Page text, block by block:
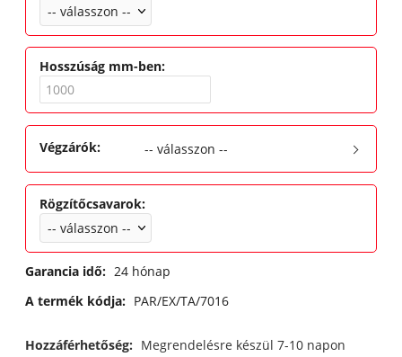
Hosszúság mm-ben:
Végzárók: -- válasszon --
Rögzítőcsavarok:
Garancia idő: 24 hónap
A termék kódja: PAR/EX/TA/7016
Hozzáférhetőség: Megrendelésre készül 7-10 napon